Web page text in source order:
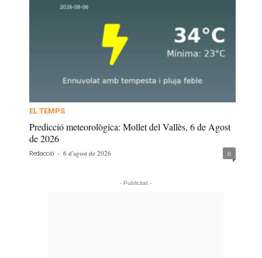
EL TEMPS
Predicció meteorològica: Mollet del Vallès, 6 de Agost
de 2026
Redacció - 6 d'agost de 2026 0
- Publicitat -